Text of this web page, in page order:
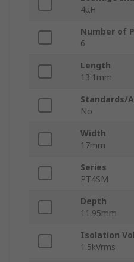
4μH
Number of
6
Length
13.1mm
Standards/
No
Width
17mm
Series
PT4SM
Depth
11.95mm
Isolation
1.5kVrms